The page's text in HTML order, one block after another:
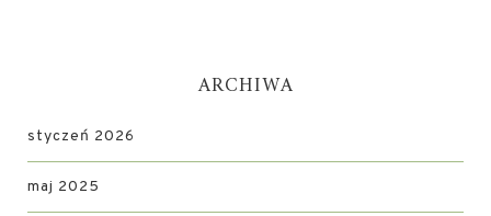
ARCHIWA
styczeń 2026
maj 2025